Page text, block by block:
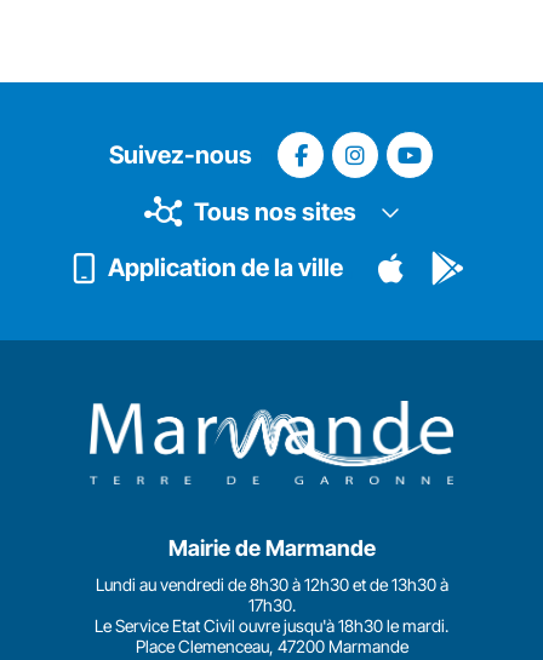
Suivez-nous
Tous nos sites
Application de la ville
Mairie de Marmande
Lundi au vendredi de 8h30 à 12h30 et de 13h30 à
17h30.
Le Service Etat Civil ouvre jusqu'à 18h30 le mardi.
Place Clemenceau, 47200 Marmande